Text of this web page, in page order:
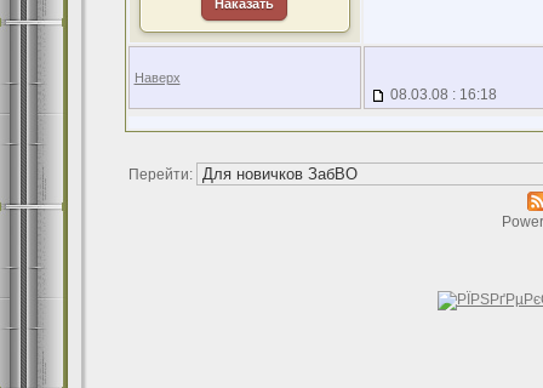
Наказать
Наверх
08.03.08 : 16:18
Перейти: